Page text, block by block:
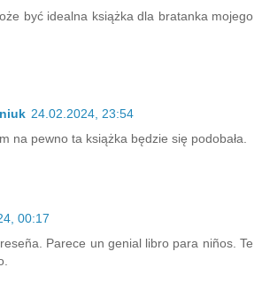
być idealna książka dla bratanka mojego
24.02.2024, 23:54
na pewno ta książka będzie się podobała.
00:17
Parece un genial libro para niños. Te